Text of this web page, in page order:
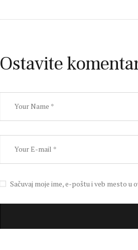
Ostavite
Sačuvaj moje ime, e-poštu i veb mesto